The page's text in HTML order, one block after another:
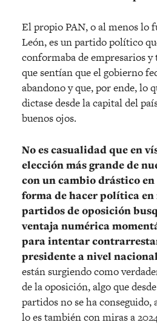
El propio PAN, o al menos lo
León, es un partido político
conformaba de empresarios y
que sentían que el gobierno
abandono y que, por ende, lo
dictase desde la capital del
buenos ojos.
No es casualidad que en
elección más grande de
con un cambio drástico
forma de hacer política en
partidos de oposición
ventaja numérica
para intentar
presidente a nivel
están surgiendo como
de la oposición, algo que
partidos no se ha conseguido,
lo es también con miras a